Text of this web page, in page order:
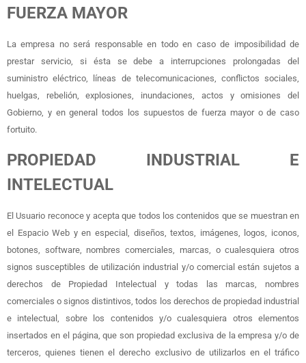
FUERZA MAYOR
La empresa no será responsable en todo en caso de imposibilidad de
prestar servicio, si ésta se debe a interrupciones prolongadas del
suministro eléctrico, líneas de telecomunicaciones, conflictos sociales,
huelgas, rebelión, explosiones, inundaciones, actos y omisiones del
Gobierno, y en general todos los supuestos de fuerza mayor o de caso
fortuito.
PROPIEDAD INDUSTRIAL E
INTELECTUAL
El Usuario reconoce y acepta que todos los contenidos que se muestran en
el Espacio Web y en especial, diseños, textos, imágenes, logos, iconos,
botones, software, nombres comerciales, marcas, o cualesquiera otros
signos susceptibles de utilización industrial y/o comercial están sujetos a
derechos de Propiedad Intelectual y todas las marcas, nombres
comerciales o signos distintivos, todos los derechos de propiedad industrial
e intelectual, sobre los contenidos y/o cualesquiera otros elementos
insertados en el página, que son propiedad exclusiva de la empresa y/o de
terceros, quienes tienen el derecho exclusivo de utilizarlos en el tráfico